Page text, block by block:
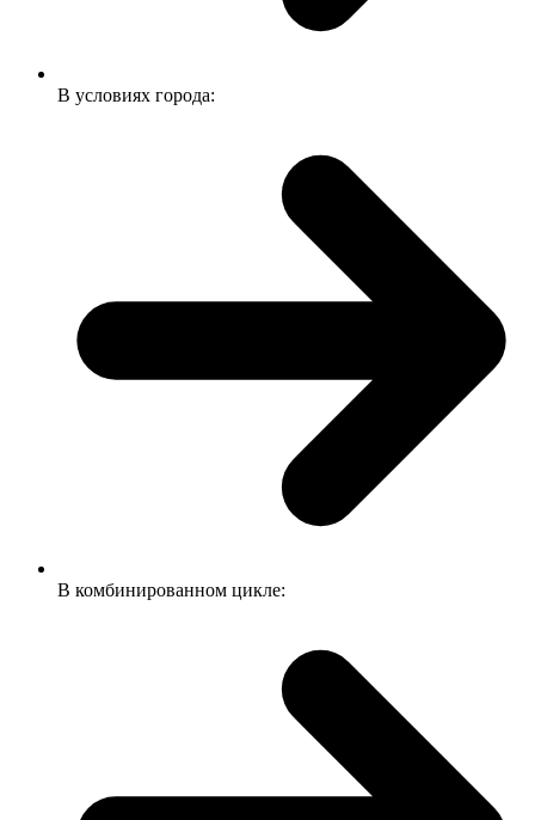
В условиях города:
В комбинированном цикле: